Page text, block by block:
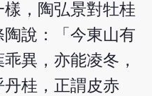
，陶弘景對牡桂
說：「今東山有
異，亦能凌冬，
桂，正謂皮赤